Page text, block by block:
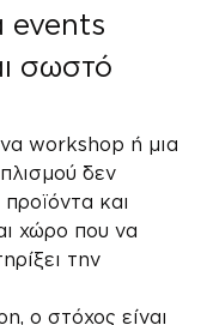
events
σωστό
workshop ή μια
δεν
και
χώρο που να
την
ο στόχος είναι